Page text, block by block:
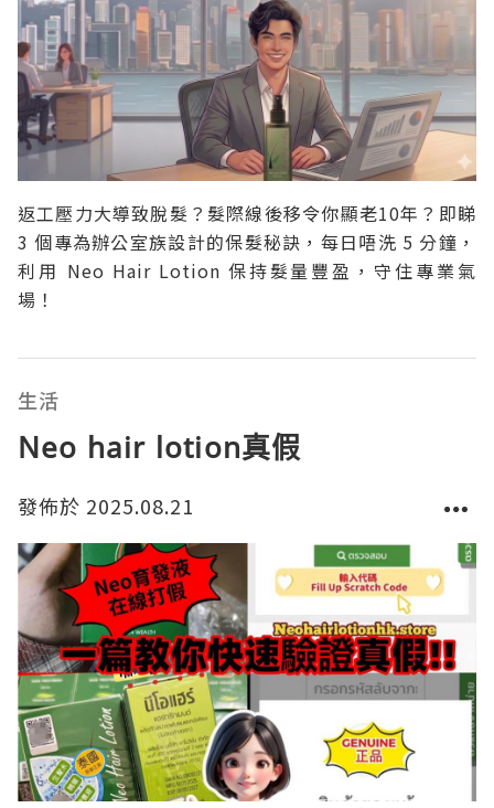
返工壓力大導致脫髮？髮際線後移令你顯老10年？即睇
3 個專為辦公室族設計的保髮秘訣，每日唔洗 5 分鐘，
利用 Neo Hair Lotion 保持髮量豐盈，守住專業氣
場！
生活
Neo hair lotion真假
發佈於 2025.08.21